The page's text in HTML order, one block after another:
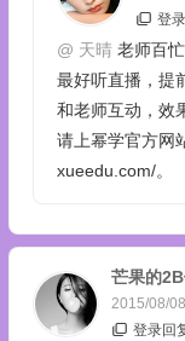
登
@ 天晴老师百忙
最好听直播，提
和老师互动，效
请上幂学官方网
xueedu.com/。
芒果的
2015/08/08
登录回